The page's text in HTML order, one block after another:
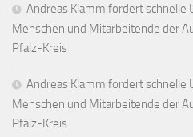
Andreas Klamm fordert
Menschen und Mitarbeitende der
Pfalz-Kreis
Andreas Klamm fordert
Menschen und Mitarbeitende der
Pfalz-Kreis